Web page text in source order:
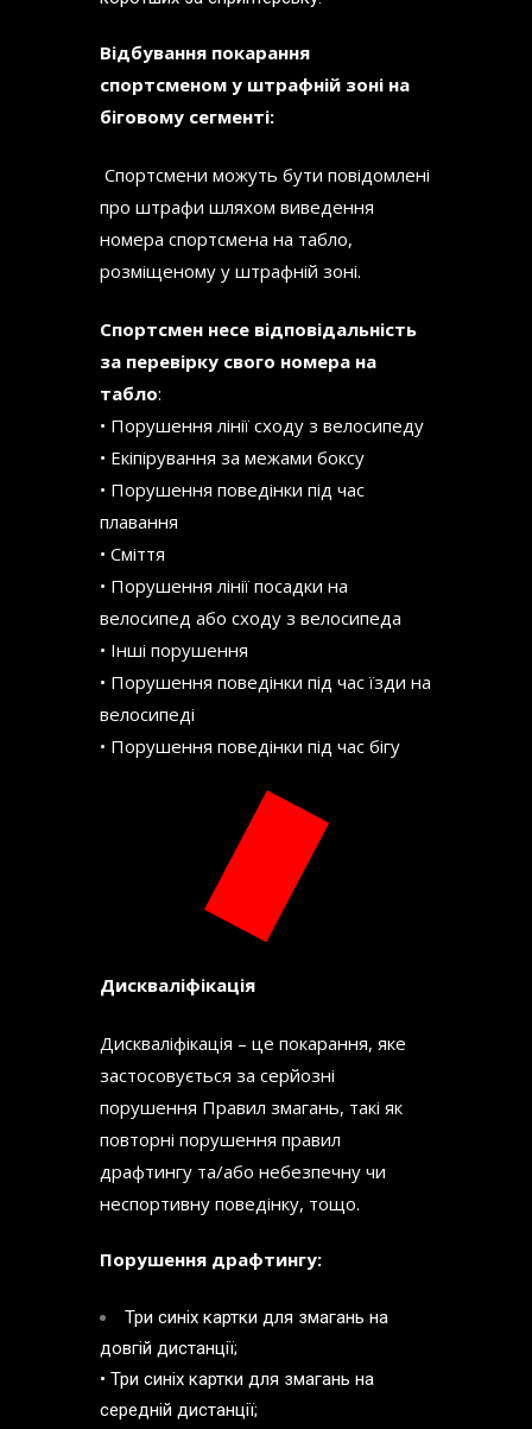
Відбування покарання
спортсменом у штрафній зоні на
біговому сегменті:
Спортсмени можуть бути повідомлені
про штрафи шляхом виведення
номера спортсмена на табло,
розміщеному у штрафній зоні.
Спортсмен несе відповідальність
за перевірку свого номера на
табло:
• Порушення лінії сходу з велосипеду
• Екіпірування за межами боксу
• Порушення поведінки під час
плавання
• Сміття
• Порушення лінії посадки на
велосипед або сходу з велосипеда
• Інші порушення
• Порушення поведінки під час їзди на
велосипеді
• Порушення поведінки під час бігу
Дискваліфікація
Дискваліфікація – це покарання, яке
застосовується за серйозні
порушення Правил змагань, такі як
повторні порушення правил
драфтингу та/або небезпечну чи
неспортивну поведінку, тощо.
Порушення драфтингу:
Три синіх картки для змагань на
довгій дистанції;
• Три синіх картки для змагань на
середній дистанції;